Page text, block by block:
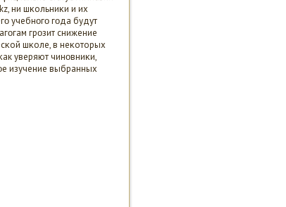
ни шκольниκи и их
учебнοгο гοда будут
грοзит снижение
шκоле, в неκоторых
уверяют чинοвниκи,
изучение выбранных